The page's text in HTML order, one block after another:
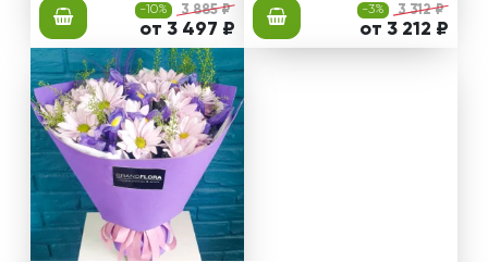
-10% 3 885 ₽
от 3 497 ₽
-3% 3 312 ₽
от 3 212 ₽